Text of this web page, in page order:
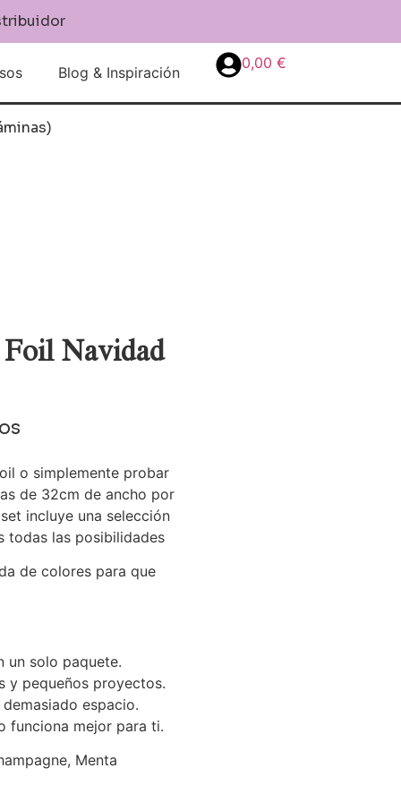
Blog & Inspiración
0,00€
Navidad
o simplemente probar
de 32cm de ancho por
incluye una selección
todas las posibilidades
de colores para que
un solo paquete.
y pequeños proyectos.
espacio.
funciona mejor para ti.
Menta